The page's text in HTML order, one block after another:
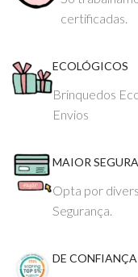
certificadas.
ECOLÓGICOS
Brinquedos
Envios
MAIOR
Opta por
Segurança.
DE CONFIANÇA